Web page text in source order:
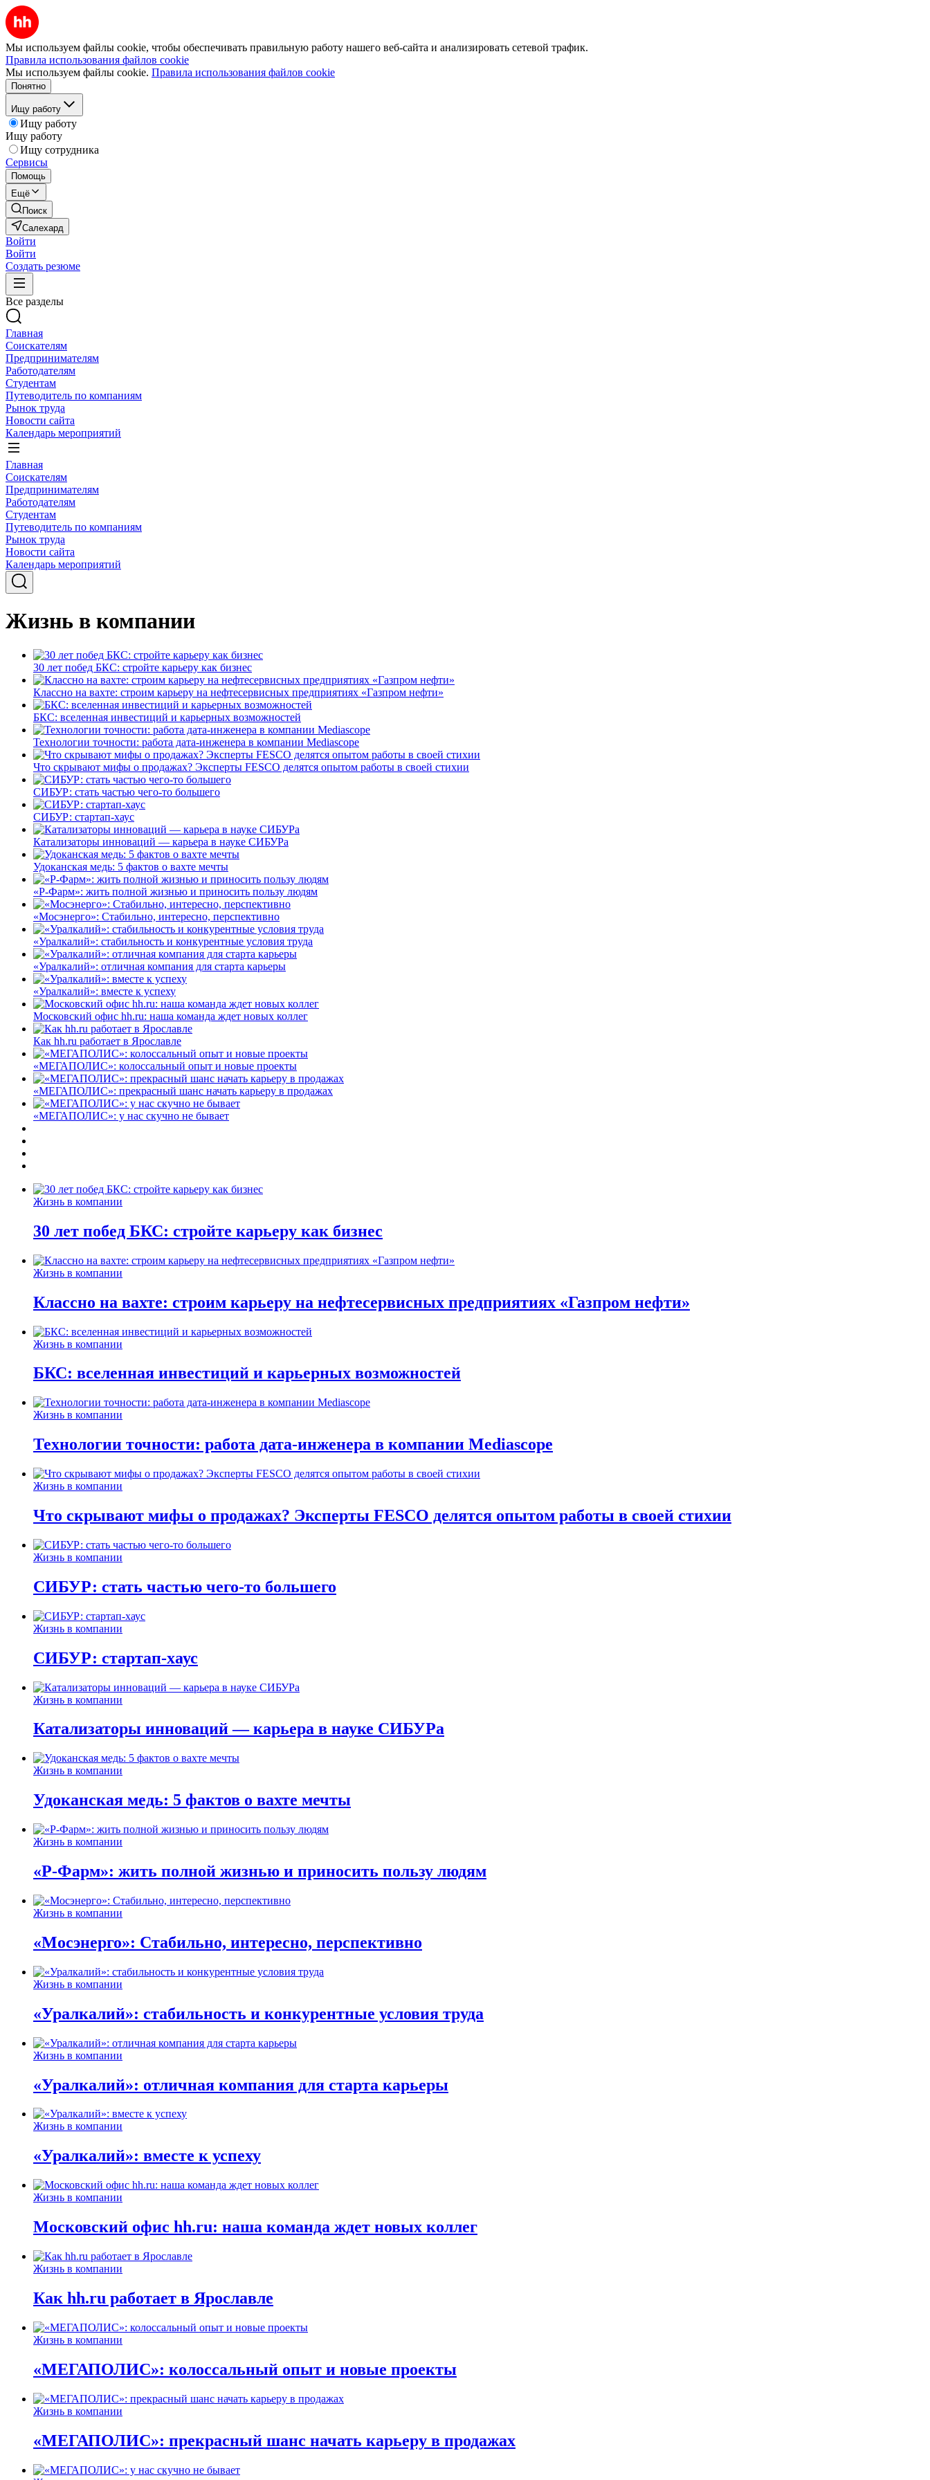
Мы используем файлы cookie, чтобы обеспечивать правильную работу нашего веб-сайта и анализировать сетевой трафик.
Правила использования файлов cookie
Мы используем файлы cookie. Правила использования файлов cookie
Понятно
Ищу работу
Ищу работу
Ищу работу
Ищу сотрудника
Сервисы
Помощь
Ещё
Поиск
Салехард
Войти
Войти
Создать резюме
Все разделы
Главная
Соискателям
Предпринимателям
Работодателям
Студентам
Путеводитель по компаниям
Рынок труда
Новости сайта
Календарь мероприятий
Главная
Соискателям
Предпринимателям
Работодателям
Студентам
Путеводитель по компаниям
Рынок труда
Новости сайта
Календарь мероприятий
Жизнь в компании
30 лет побед БКС: стройте карьеру как бизнес
Классно на вахте: строим карьеру на нефтесервисных предприятиях «Газпром нефти»
БКС: вселенная инвестиций и карьерных возможностей
Технологии точности: работа дата-инженера в компании Mediascope
Что скрывают мифы о продажах? Эксперты FESCO делятся опытом работы в своей стихии
СИБУР: стать частью чего-то большего
СИБУР: стартап-хаус
Катализаторы инноваций — карьера в науке СИБУРа
Удоканская медь: 5 фактов о вахте мечты
«Р-Фарм»: жить полной жизнью и приносить пользу людям
«Мосэнерго»: Стабильно, интересно, перспективно
«Уралкалий»: стабильность и конкурентные условия труда
«Уралкалий»: отличная компания для старта карьеры
«Уралкалий»: вместе к успеху
Московский офис hh.ru: наша команда ждет новых коллег
Как hh.ru работает в Ярославле
«МЕГАПОЛИС»: колоссальный опыт и новые проекты
«МЕГАПОЛИС»: прекрасный шанс начать карьеру в продажах
«МЕГАПОЛИС»: у нас скучно не бывает
Жизнь в компании
30 лет побед БКС: стройте карьеру как бизнес
Жизнь в компании
Классно на вахте: строим карьеру на нефтесервисных предприятиях «Газпром нефти»
Жизнь в компании
БКС: вселенная инвестиций и карьерных возможностей
Жизнь в компании
Технологии точности: работа дата-инженера в компании Mediascope
Жизнь в компании
Что скрывают мифы о продажах? Эксперты FESCO делятся опытом работы в своей стихии
Жизнь в компании
СИБУР: стать частью чего-то большего
Жизнь в компании
СИБУР: стартап-хаус
Жизнь в компании
Катализаторы инноваций — карьера в науке СИБУРа
Жизнь в компании
Удоканская медь: 5 фактов о вахте мечты
Жизнь в компании
«Р-Фарм»: жить полной жизнью и приносить пользу людям
Жизнь в компании
«Мосэнерго»: Стабильно, интересно, перспективно
Жизнь в компании
«Уралкалий»: стабильность и конкурентные условия труда
Жизнь в компании
«Уралкалий»: отличная компания для старта карьеры
Жизнь в компании
«Уралкалий»: вместе к успеху
Жизнь в компании
Московский офис hh.ru: наша команда ждет новых коллег
Жизнь в компании
Как hh.ru работает в Ярославле
Жизнь в компании
«МЕГАПОЛИС»: колоссальный опыт и новые проекты
Жизнь в компании
«МЕГАПОЛИС»: прекрасный шанс начать карьеру в продажах